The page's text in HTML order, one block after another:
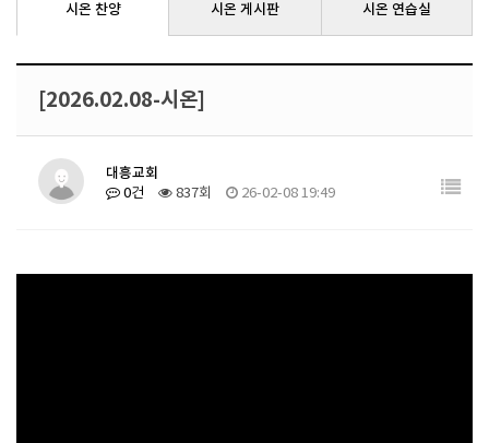
시온 찬양 시온 게시판 시온 연습실
[2026.02.08-시온]
대흥교회
0건 837회 26-02-08 19:49